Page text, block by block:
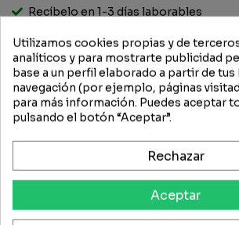
Recíbelo en 1-3 días laborables
Añadir a la cesta
Utilizamos cookies propias y de
analíticos y para mostrarte publicidad
base a un perfil elaborado a partir de
navegación (por ejemplo, páginas
para más información. Puedes aceptar
pulsando el botón “Aceptar”.
Rechazar
Aceptar